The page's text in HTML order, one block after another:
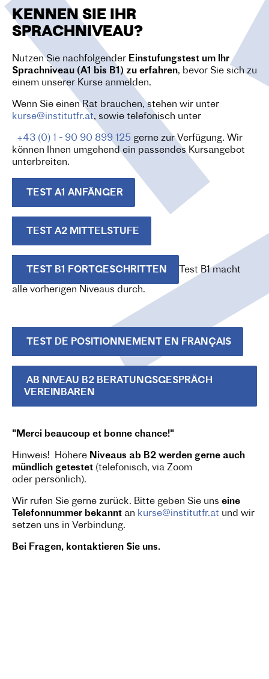
O
N
KENNEN SIE IHR
SPRACHNIVEAU?
Nutzen Sie nachfolgender Einstufungstest um Ihr
Sprachniveau (A1 bis B1) zu erfahren, bevor Sie sich zu
einem unserer Kurse anmelden.
Wenn Sie einen Rat brauchen, stehen wir unter
kurse@institutfr.at, sowie telefonisch unter
+43 (0) 1 - 90 90 899 125 gerne zur Verfügung. Wir
können Ihnen umgehend ein passendes Kursangebot
unterbreiten.
TEST A1 ANFÄNGER
TEST A2 MITTELSTUFE
TEST B1 FORTGESCHRITTEN Test B1 macht
alle vorherigen Niveaus durch.
TEST DE POSITIONNEMENT EN FRANÇAIS
AB NIVEAU B2 BERATUNGSGESPRÄCH
VEREINBAREN
"Merci beaucoup et bonne chance!"
Hinweis! Höhere Niveaus ab B2 werden gerne auch
mündlich getestet (telefonisch, via Zoom
oder persönlich).
Wir rufen Sie gerne zurück. Bitte geben Sie uns eine
Telefonnummer bekannt an kurse@institutfr.at und wir
setzen uns in Verbindung.
Bei Fragen, kontaktieren Sie uns.